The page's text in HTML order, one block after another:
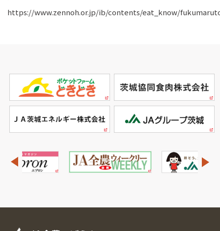
https://www.zennoh.or.jp/ib/contents/eat_know/